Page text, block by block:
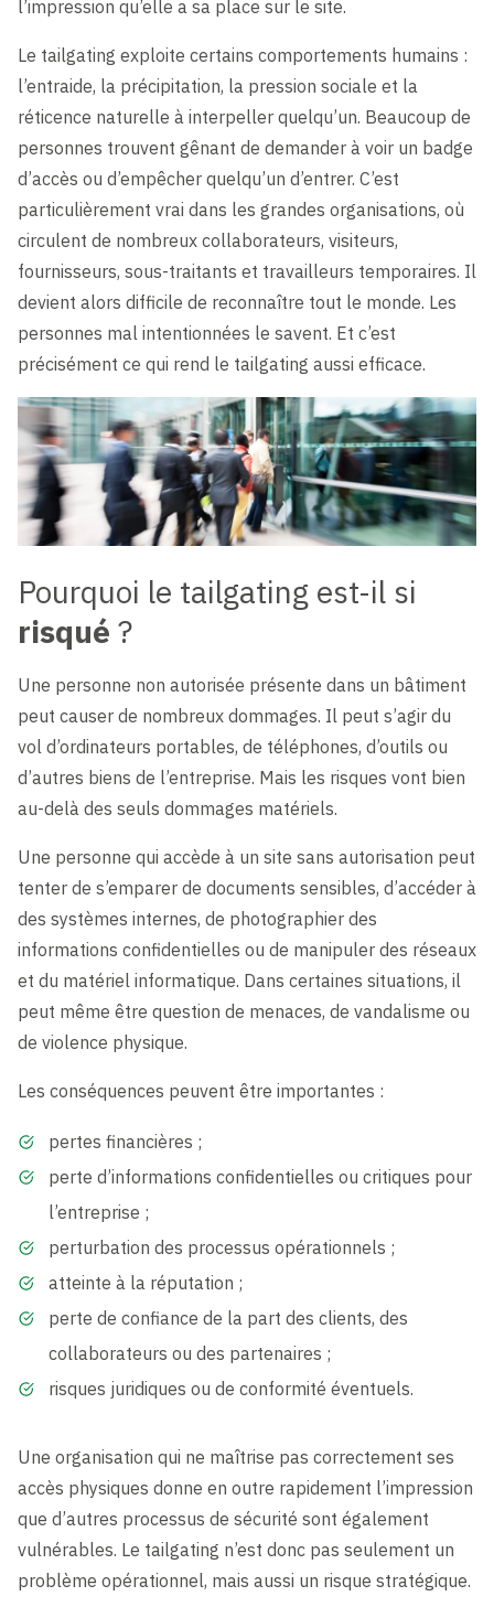
l’impression qu’elle a sa place sur le site.
Le tailgating exploite certains comportements humains :
l’entraide, la précipitation, la pression sociale et la
réticence naturelle à interpeller quelqu’un. Beaucoup de
personnes trouvent gênant de demander à voir un badge
d’accès ou d’empêcher quelqu’un d’entrer. C’est
particulièrement vrai dans les grandes organisations, où
circulent de nombreux collaborateurs, visiteurs,
fournisseurs, sous-traitants et travailleurs temporaires. Il
devient alors difficile de reconnaître tout le monde. Les
personnes mal intentionnées le savent. Et c’est
précisément ce qui rend le tailgating aussi efficace.
Pourquoi le tailgating est-il si
risqué ?
Une personne non autorisée présente dans un bâtiment
peut causer de nombreux dommages. Il peut s’agir du
vol d’ordinateurs portables, de téléphones, d’outils ou
d’autres biens de l’entreprise. Mais les risques vont bien
au-delà des seuls dommages matériels.
Une personne qui accède à un site sans autorisation peut
tenter de s’emparer de documents sensibles, d’accéder à
des systèmes internes, de photographier des
informations confidentielles ou de manipuler des réseaux
et du matériel informatique. Dans certaines situations, il
peut même être question de menaces, de vandalisme ou
de violence physique.
Les conséquences peuvent être importantes :
pertes financières ;
perte d’informations confidentielles ou critiques pour
l’entreprise ;
perturbation des processus opérationnels ;
atteinte à la réputation ;
perte de confiance de la part des clients, des
collaborateurs ou des partenaires ;
risques juridiques ou de conformité éventuels.
Une organisation qui ne maîtrise pas correctement ses
accès physiques donne en outre rapidement l’impression
que d’autres processus de sécurité sont également
vulnérables. Le tailgating n’est donc pas seulement un
problème opérationnel, mais aussi un risque stratégique.